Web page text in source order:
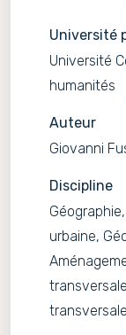
Université
Université
humanités
Auteur
Giovanni
Discipline
urbaine,